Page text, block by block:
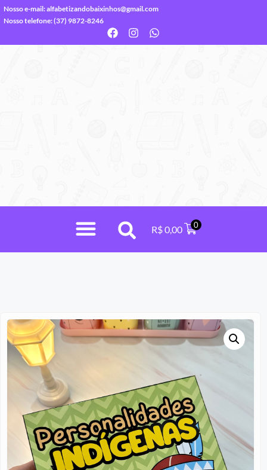
Nosso e-mail:alfabetizandobaixinhos@gmail.com
Nosso telefone: (37) 9872-8246
R$0,00 0